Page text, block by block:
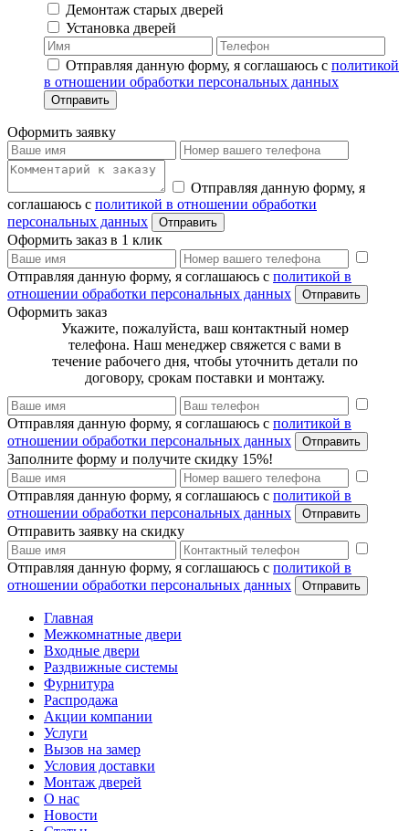
Демонтаж старых дверей
Установка дверей
Отправляя данную форму, я соглашаюсь с политикой
в отношении обработки персональных данных
Отправить
Оформить заявку
Отправляя данную форму, я
соглашаюсь с политикой в отношении обработки
персональных данных
Отправить
Оформить заказ в 1 клик
Отправляя данную форму, я соглашаюсь с политикой в
отношении обработки персональных данных
Отправить
Оформить заказ
Укажите, пожалуйста, ваш контактный номер
телефона. Наш менеджер свяжется с вами в
течение рабочего дня, чтобы уточнить детали по
договору, срокам поставки и монтажу.
Отправляя данную форму, я соглашаюсь с политикой в
отношении обработки персональных данных
Отправить
Заполните форму и получите скидку 15%!
Отправляя данную форму, я соглашаюсь с политикой в
отношении обработки персональных данных
Отправить
Отправить заявку на скидку
Отправляя данную форму, я соглашаюсь с политикой в
отношении обработки персональных данных
Отправить
Главная
Межкомнатные двери
Входные двери
Раздвижные системы
Фурнитура
Распродажа
Акции компании
Услуги
Вызов на замер
Условия доставки
Монтаж дверей
О нас
Новости